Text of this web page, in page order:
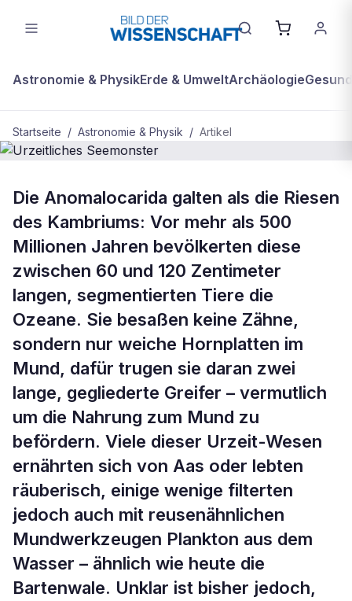
Astronomie & PhysikErde & UmweltArchäologie
Startseite / Astronomie & Physik / Artikel
Urzeitliches Seemonster
Die Anomalocarida galten als die Riesen
des Kambriums: Vor mehr als 500
Millionen Jahren bevölkerten diese
zwischen 60 und 120 Zentimeter
langen, segmentierten Tiere die
Ozeane. Sie besaßen keine Zähne,
sondern nur weiche Hornplatten im
Mund, dafür trugen sie daran zwei
lange, gegliederte Greifer – vermutlich
um die Nahrung zum Mund zu
befördern. Viele dieser Urzeit-Wesen
ernährten sich von Aas oder lebten
räuberisch, einige wenige filterten
jedoch auch mit reusenähnlichen
Mundwerkzeugen Plankton aus dem
Wasser – ähnlich wie heute die
Bartenwale. Unklar ist bisher jedoch,